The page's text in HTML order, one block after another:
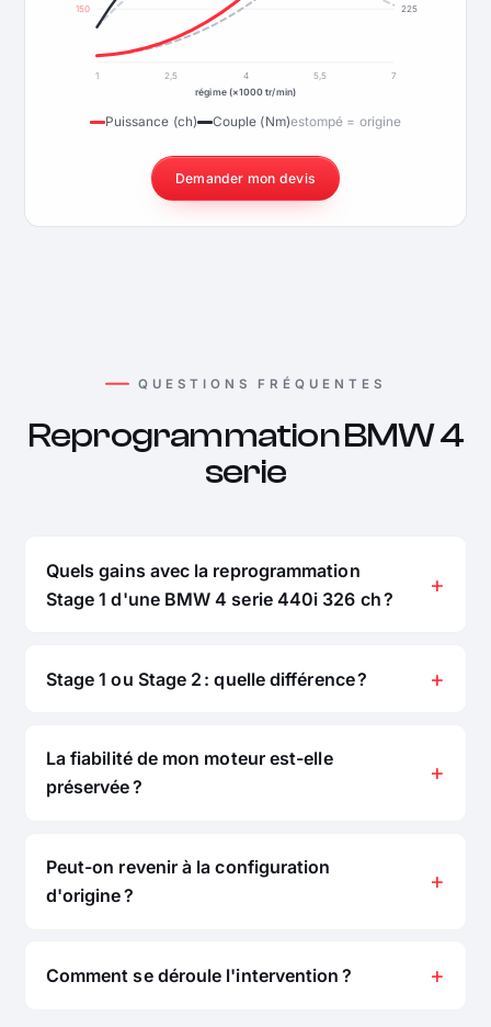
150 225
1 2,5 4 5,5
7
régime (×1000 tr/min)
Puissance (ch) Couple (Nm)estompé = origine
Demander mon devis
QUESTIONS FRÉQUENTES
Reprogrammation BMW 4
serie
Quels gains avec la reprogrammation
Stage 1 d'une BMW 4 serie 440i 326 ch ?
Stage 1 ou Stage 2 : quelle différence ?
La fiabilité de mon moteur est-elle
préservée ?
Peut-on revenir à la configuration
d'origine ?
Comment se déroule l'intervention ?